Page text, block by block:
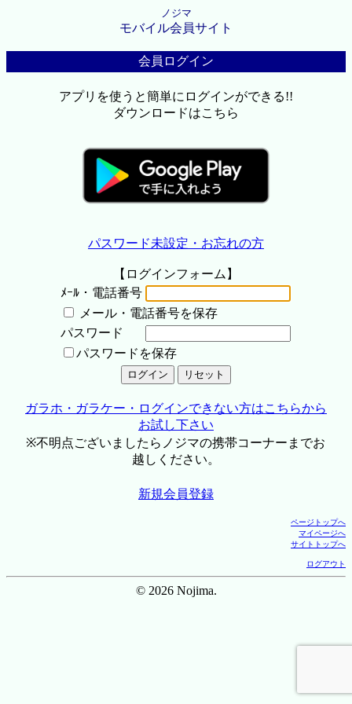
ノジマ
モバイル会員サイト
会員ログイン
アプリを使うと簡単にログインができる!!
ダウンロードはこちら
パスワード未設定・お忘れの方
【ログインフォーム】
ﾒｰﾙ・電話番号
メール・電話番号を保存
パスワード
パスワードを保存
ガラホ・ガラケー・ログインできない方はこちらから
お試し下さい
※不明点ございましたらノジマの携帯コーナーまでお
越しください。
新規会員登録
ページトップへ
マイページへ
サイトトップへ
ログアウト
© 2026 Nojima.